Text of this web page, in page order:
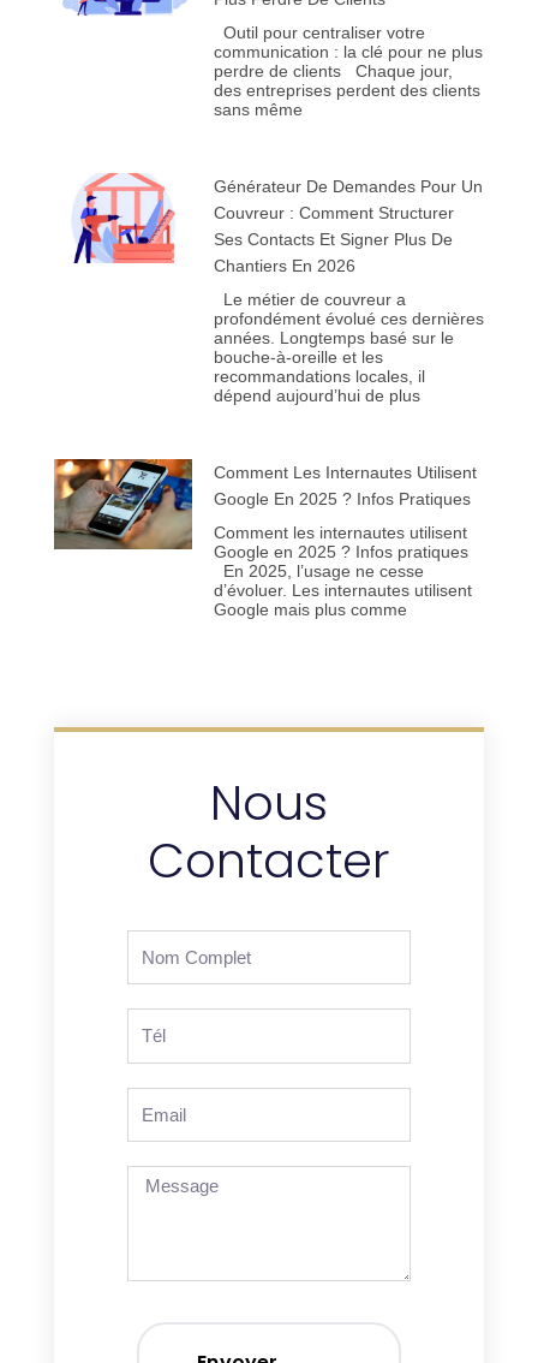
Outil pour centraliser votre
communication : la clé pour ne plus
perdre de clients Chaque jour,
des entreprises perdent des clients
sans même
Générateur De Demandes Pour Un
Couvreur : Comment Structurer
Ses Contacts Et Signer Plus De
Chantiers En 2026
Le métier de couvreur a
profondément évolué ces dernières
années. Longtemps basé sur le
bouche-à-oreille et les
recommandations locales, il
dépend aujourd’hui de plus
Comment Les Internautes Utilisent
Google En 2025 ? Infos Pratiques
Comment les internautes utilisent
Google en 2025 ? Infos pratiques
En 2025, l’usage ne cesse
d’évoluer. Les internautes utilisent
Google mais plus comme
Nous
Contacter
Nom
complet
Tél
Email
Message